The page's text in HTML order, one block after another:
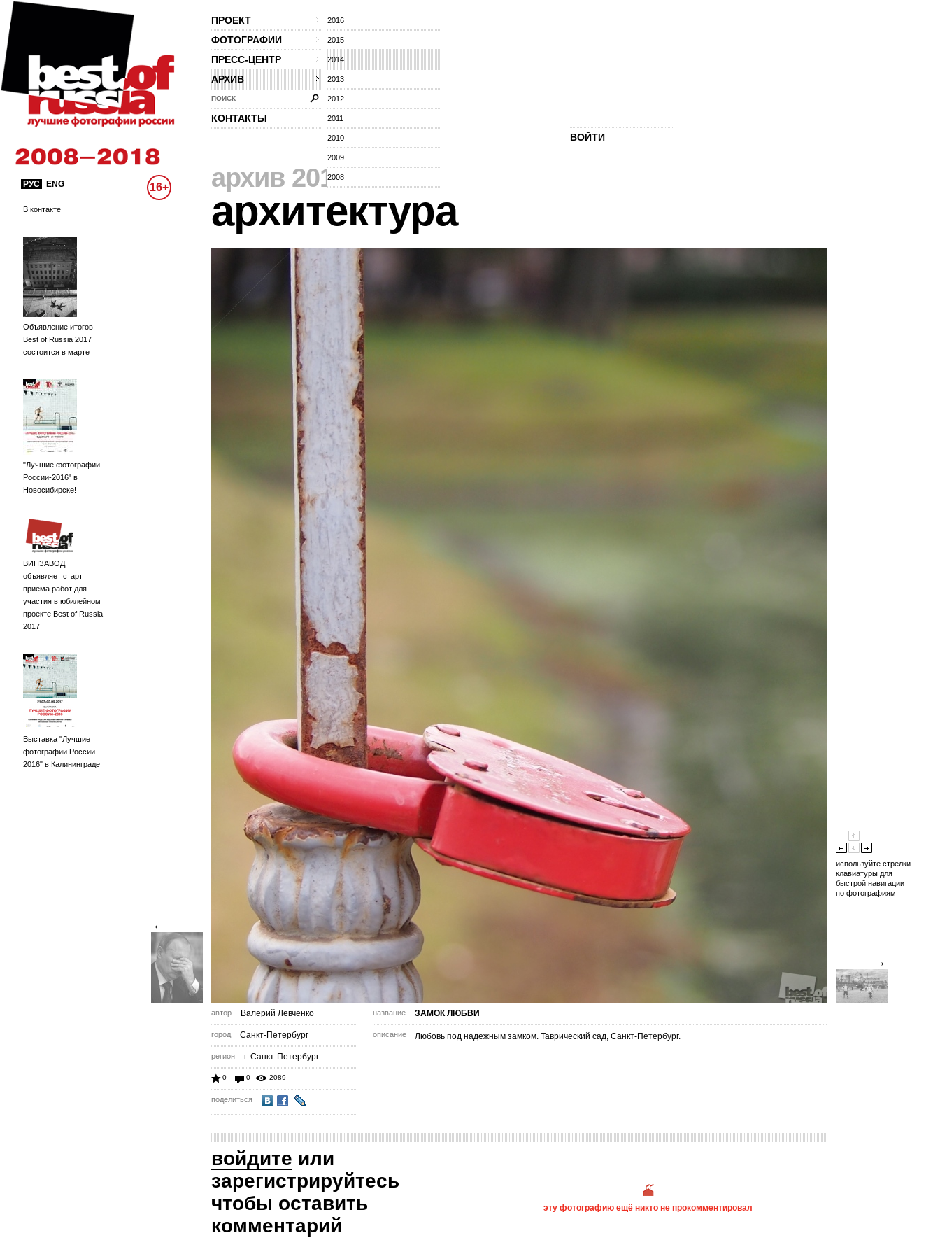
ПРОЕКТ
ФОТОГРАФИИ
ПРЕСС-ЦЕНТР
АРХИВ
2016
2015
2014
2013
2012
2011
2010
2009
2008
ПОИСК
КОНТАКТЫ
ВОЙТИ
РУС ENG 16+
В контакте
Объявление итогов
Best of Russia 2017
состоится в марте
"Лучшие фотографии
России-2016" в
Новосибирске!
ВИНЗАВОД
объявляет старт
приема работ для
участия в юбилейном
проекте Best of Russia
2017
Выставка "Лучшие
фотографии России -
2016" в Калининграде
архив 2014⁄
архитектура
←
→
используйте стрелки
клавиатуры для
быстрой навигации
по фотографиям
автор Валерий Левченко
город Санкт-Петербург
регион г. Санкт-Петербург
0 0 2089
поделиться
название ЗАМОК ЛЮБВИ
описание Любовь под надежным замком. Таврический сад, Санкт-Петербург.
войдите или
зарегистрируйтесь
чтобы оставить
комментарий
эту фотографию ещё никто не прокомментировал